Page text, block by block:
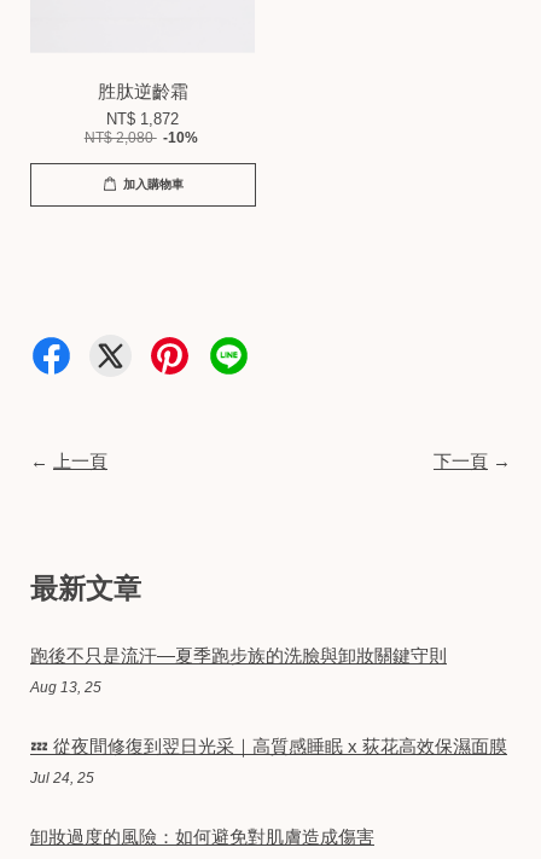
胜肽逆齡霜
NT$ 1,872
NT$ 2,080 -10%
加入購物車
← 上一頁 下一頁 →
最新文章
跑後不只是流汗—夏季跑步族的洗臉與卸妝關鍵守則
Aug 13, 25
💤 從夜間修復到翌日光采｜高質感睡眠 x 荻花高效保濕面膜
Jul 24, 25
卸妝過度的風險：如何避免對肌膚造成傷害